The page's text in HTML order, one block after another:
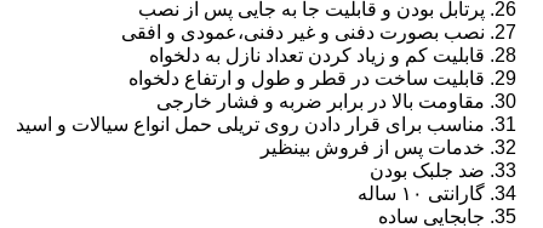
پرتابل بودن و قابلیت جا به جایی پس از نصب
نصب بصورت دفنی و غیر دفنی،عمودی و افقی
قابلیت کم و زیاد کردن تعداد نازل به دلخواه
قابلیت ساخت در قطر و طول و ارتفاع دلخواه
مقاومت بالا در برابر ضربه و فشار خارجی
مناسب برای قرار دادن روی تریلی حمل انواع سیالات و اسید
خدمات پس از فروش بینظیر
ضد جلبک بودن
گارانتی ۱۰ ساله
جابجایی ساده